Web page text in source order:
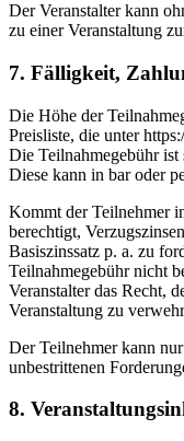
Der Veranstalter kann
zu einer Veranstaltung
7. Fälligkeit,
Die Höhe der
Preisliste, die unter
Die Teilnahmegebühr ist
Diese kann in bar oder
Kommt der Teilnehmer
berechtigt,
Basiszinssatz p. a. zu
Teilnahmegebühr nicht
Veranstalter das Recht,
Veranstaltung zu
Der Teilnehmer kann
unbestrittenen
8.